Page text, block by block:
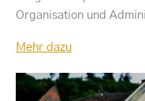
Organisation und
Mehr dazu